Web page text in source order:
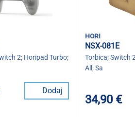
2; Horipad Turbo;
Dodaj
hori
NSX-081E
Torbica; Switch
All; Sa
34,90 €